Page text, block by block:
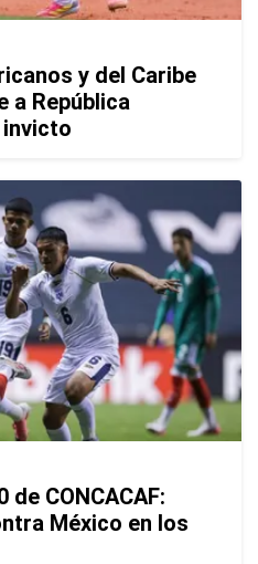
y del Caribe
a República
invicto
CONCACAF:
México en los